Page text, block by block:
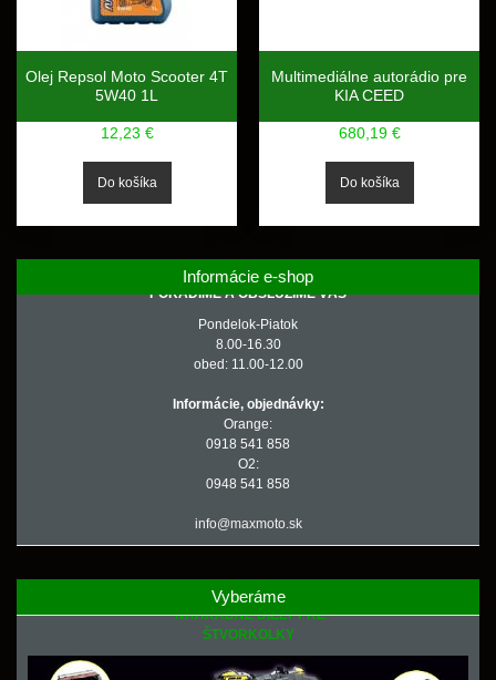
Olej Repsol Moto Scooter 4T
5W40 1L
12,23 €
Multimediálne autorádio pre
KIA CEED
680,19 €
Informácie e-shop
PORADÍME A OBSLÚŽIME VÁS
Pondelok-Piatok
8.00-16.30
obed: 11.00-12.00
Informácie, objednávky:
Orange:
0918 541 858
O2:
0948 541 858
info@maxmoto.sk
Vyberáme
NÁHRADNÉ DIELY PRE
ŠTVORKOLKY